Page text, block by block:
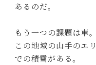
あるのだ。
もう一つの課題は車。
この地域の山手のエ
での積雪がある。